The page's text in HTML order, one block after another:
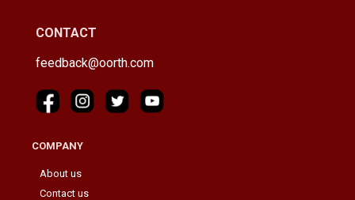
CONTACT
feedback@oorth.com
COMPANY
About us
Contact us